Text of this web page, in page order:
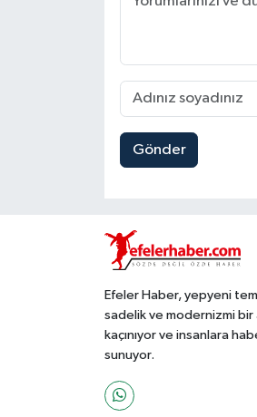
Gönder
Efeler Haber, yepyeni
sadelik ve modernizmi
kaçınıyor ve insanlara
sunuyor.